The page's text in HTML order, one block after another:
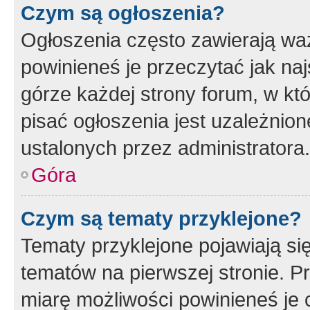
Czym są ogłoszenia?
Ogłoszenia często zawierają
powinieneś je przeczytać jak
górze każdej strony forum, w
pisać ogłoszenia jest
ustalonych przez administratora.
Góra
Czym są tematy przyklejone?
Tematy przyklejone pojawiają
tematów na pierwszej stronie.
miarę możliwości powinieneś je